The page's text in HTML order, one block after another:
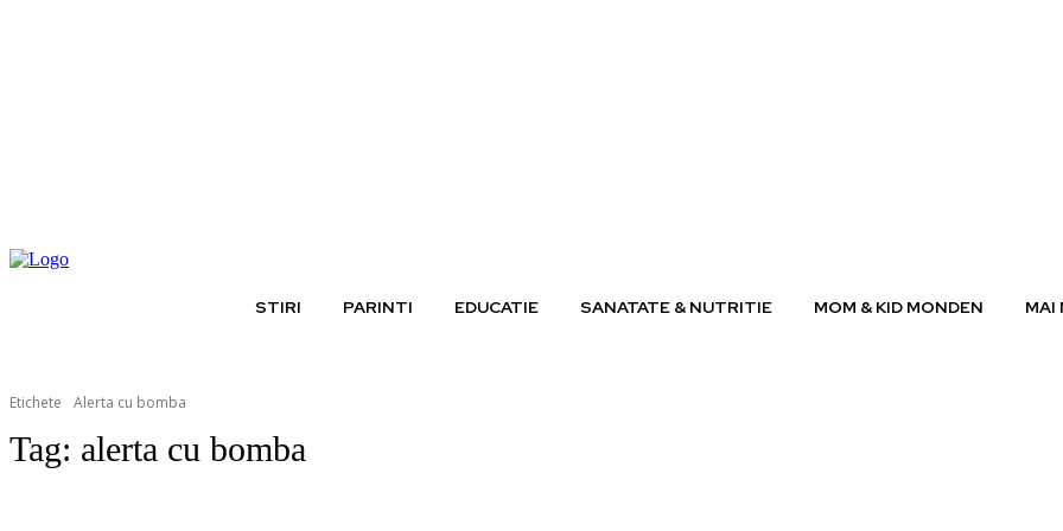
STIRI PARINTI EDUCATIE SANATATE & NUTRITIE MOM & KID MONDEN MAI
Etichete Alerta cu bomba
Tag: alerta cu bomba